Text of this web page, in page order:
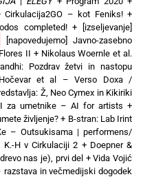
Cirkulacija2GO – kot Feniks!+
completed!+
[izseljevanje]
[napovedujemo] Javno-zasebno
II + Nikolaus Woernle et al.
Pozdrav žetvi in nastopu
et al – Verso Doxa /
Ž, Neo Cymex in Kikiriki
za umetnike – AI for artists +
življenje? + B-stran: Lab Irint
– Outsukisama | performens/
K.-H v Cirkulaciji 2 + Doepner &
nas je), prvi del +Vida Vojić
razstava in večmedijski dogodek